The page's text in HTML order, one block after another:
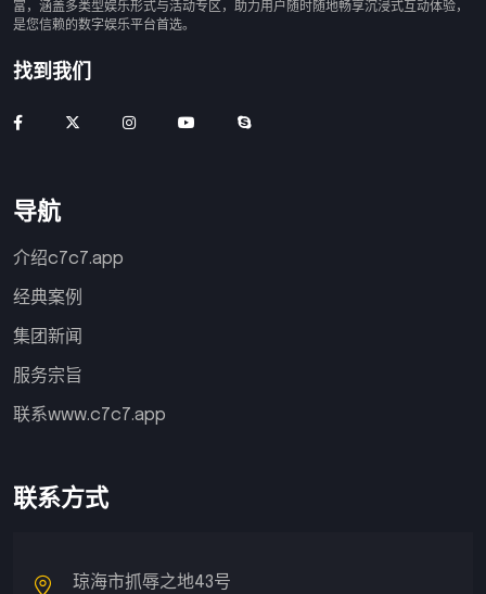
富，涵盖多类型娱乐形式与活动专区，助力用户随时随地畅享沉浸式互动体验，
是您信赖的数字娱乐平台首选。
找到我们
导航
介绍c7c7.app
经典案例
集团新闻
服务宗旨
联系www.c7c7.app
联系方式
琼海市抓辱之地43号